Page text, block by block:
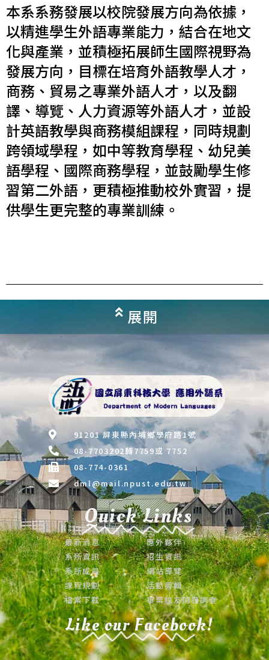
本系系務發展以校院發展方向為依據，
以精進學生外語專業能力，結合在地文
化與產業，並積極拓展師生國際視野為
發展方向，目標在培育外語教學人才，
商務、貿易之專業外語人才，以及翻
譯、導覽、人力資源等外語人才，並設
計英語教學與商務模組課程，同時規劃
跨領域學程，如中等教育學程、幼兒美
語學程、國際商務學程，並鼓勵學生修
習第二外語，更積極推動校外實習，提
供學生更完整的專業訓練。
展開
91201 屏東縣內埔鄉學府路1號
08-7703202轉7759或 7752
08-774-0361
dml@mail.npust.edu.tw
Quick Links
最新消息
系所資訊
系所成員
課程規劃
檔案下載
應外夥伴
招生資訊
網站導覽
活動剪輯
畢業校友問卷調查
Like our Facebook!